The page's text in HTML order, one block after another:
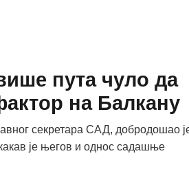
пута чуло да
на Балкану
секретара САД, добродошао
је његов и однос садашње